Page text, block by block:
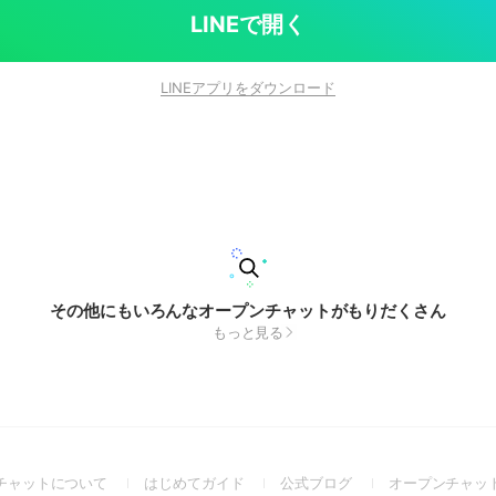
LINEで開く
LINEアプリをダウンロード
その他にもいろんなオープンチャットがもりだくさん
もっと見る
ャットについて
(Openはじめてガイド
(Open公式ブログ
(Openオープンチャッ